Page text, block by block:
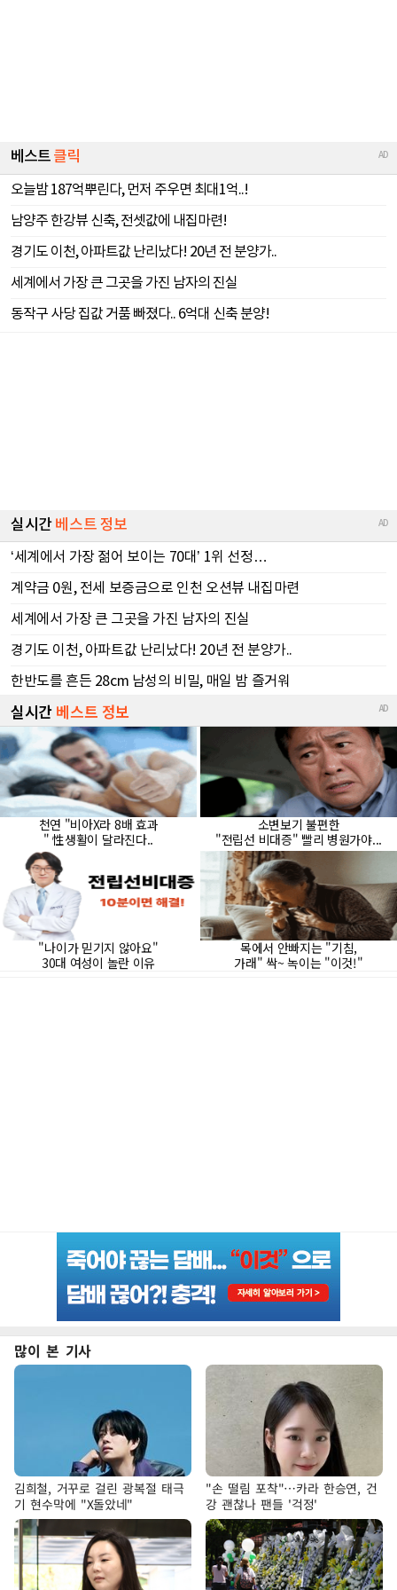
많이 본 기사
김희철, 거꾸로 걸린 광복절 태극
기 현수막에 "X돌았네"
"손 떨림 포착"…카라 한승연, 건
강 괜찮나 팬들 '걱정'